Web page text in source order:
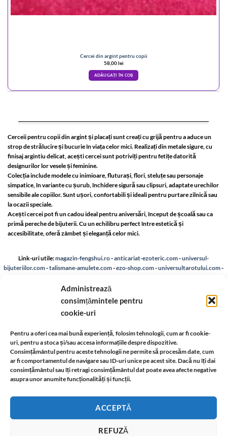
Administrează
consimțămintele pentru
cookie-uri
Pentru a oferi cea mai bună experiență, folosim tehnologii, cum ar fi cookie-
uri, pentru a stoca și/sau accesa informațiile despre dispozitive.
Consimțământul pentru aceste tehnologii ne permite să procesăm date, cum
ar fi comportamentul de navigare sau ID-uri unice pe acest site. Dacă nu îți dai
consimțământul sau îți retragi consimțământul dat poate avea afecte negative
asupra unor anumite funcționalități și funcții.
ACCEPTĂ
REFUZĂ
Cercei din argint pentru copii
58,00lei
ADĂUGAȚI ÎN COȘ
Cerceii pentru copii din argint și placați sunt creați cu grijă pentru a aduce un
strop de strălucire și bucurie în viața celor mici. Realizați din metale sigure, cu
finisaj argintiu delicat, acești cercei sunt potriviți pentru fetițe datorită
designurilor lor vesele și feminine.
Colecția include modele cu inimioare, fluturași, flori, steluțe sau personaje
simpatice, în variante cu șurub, închidere sigură sau clipsuri, adaptate urechilor
sensibile ale copiilor. Sunt ușori, confortabili și ideali pentru purtare zilnică sau
la ocazii speciale.
Acești cercei pot fi un cadou ideal pentru aniversări, început de școală sau ca
primă pereche de bijuterii. Cu un echilibru perfect între estetică și
accesibilitate, oferă zâmbet și eleganță celor mici.
Link-uri utile:magazin-fengshui.ro-anticariat-ezoteric.com-universul-
bijuteriilor.com-talismane-amulete.com-ezo-shop.com-universultarotului.com-
www.astrologie-tarot.ro-www.magazin-fengshui.com
www.fengshuiromanesc.ro
- Tarot Brasov Cheia Genelor Brasov
Profilul
hologenetic Brașov
www.lenormand.ro
-Despre cookie-uri-Reclamații și retur
Livrare si plata-Politica de rezolvare a reclamatiilor-Reciclare -